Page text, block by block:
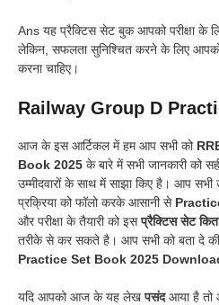
Ans यह प्रैक्टिस सेट बुक आपको परीक्षा के
लेकिन, सफलता सुनिश्चित करने के लिए
करना चाहिए।
Railway Group D
आज के इस आर्टिकल में हम आप सभी को
Book 2025 के बारे में सभी जानकारी को
उम्मीदवारों के साथ में साझा किए है। आप सभी
प्रक्रिया को फॉलो करके आसानी से
और परीक्षा के तैयारी को इसप्रैक्टिस सेट
तरीके से कर सकते है। आप सभी को बता दे
Practice Set Book 2025
यदि आपको आज के यह लेखपसंदआया है तो